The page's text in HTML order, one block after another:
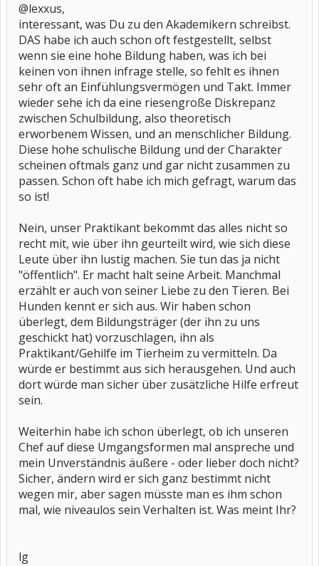
@lexxus,
interessant, was Du zu den Akademikern schreibst.
DAS habe ich auch schon oft festgestellt, selbst
wenn sie eine hohe Bildung haben, was ich bei
keinen von ihnen infrage stelle, so fehlt es ihnen
sehr oft an Einfühlungsvermögen und Takt. Immer
wieder sehe ich da eine riesengroße Diskrepanz
zwischen Schulbildung, also theoretisch
erworbenem Wissen, und an menschlicher Bildung.
Diese hohe schulische Bildung und der Charakter
scheinen oftmals ganz und gar nicht zusammen zu
passen. Schon oft habe ich mich gefragt, warum das
so ist!
Nein, unser Praktikant bekommt das alles nicht so
recht mit, wie über ihn geurteilt wird, wie sich diese
Leute über ihn lustig machen. Sie tun das ja nicht
"öffentlich". Er macht halt seine Arbeit. Manchmal
erzählt er auch von seiner Liebe zu den Tieren. Bei
Hunden kennt er sich aus. Wir haben schon
überlegt, dem Bildungsträger (der ihn zu uns
geschickt hat) vorzuschlagen, ihn als
Praktikant/Gehilfe im Tierheim zu vermitteln. Da
würde er bestimmt aus sich herausgehen. Und auch
dort würde man sicher über zusätzliche Hilfe erfreut
sein.
Weiterhin habe ich schon überlegt, ob ich unseren
Chef auf diese Umgangsformen mal anspreche und
mein Unverständnis äußere - oder lieber doch nicht?
Sicher, ändern wird er sich ganz bestimmt nicht
wegen mir, aber sagen müsste man es ihm schon
mal, wie niveaulos sein Verhalten ist. Was meint Ihr?
lg